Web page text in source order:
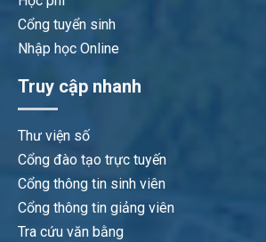
Cổng tuyển sinh
Nhập học Online
Truy cập nhanh
Thư viện số
Cổng đào tạo trực tuyến
Cổng thông tin sinh viên
Cổng thông tin giảng viên
Tra cứu văn bằng